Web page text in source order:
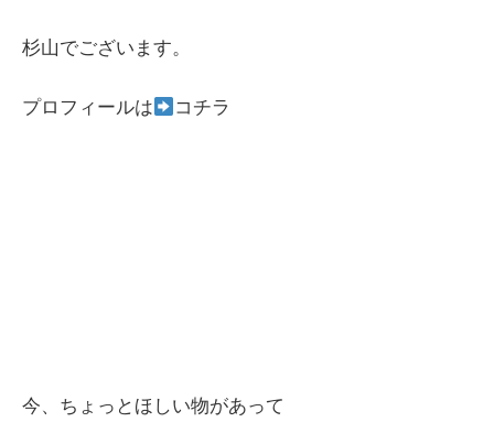
杉山でございます。
プロフィールは コチラ
今、ちょっとほしい物があって